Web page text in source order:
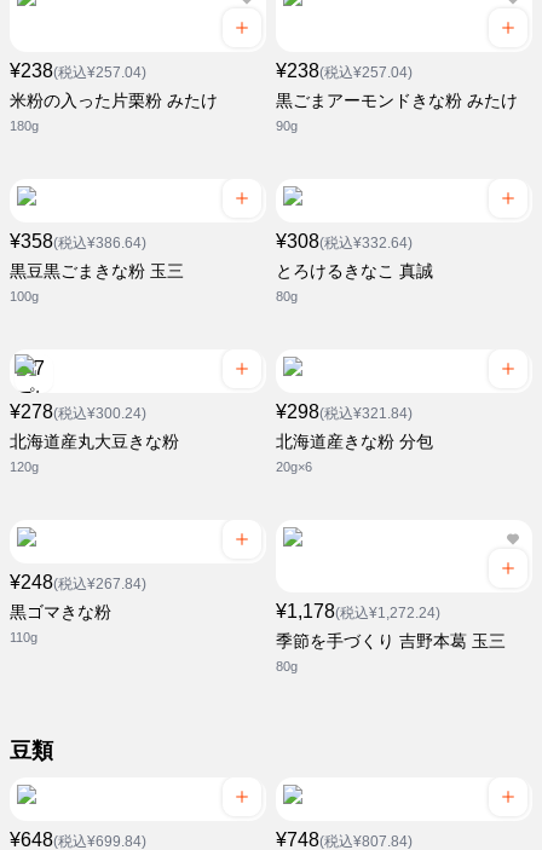
¥238(税込¥257.04)
米粉の入った片栗粉 みたけ
180g
¥238(税込¥257.04)
黒ごまアーモンドきな粉 みたけ
90g
¥358(税込¥386.64)
黒豆黒ごまきな粉 玉三
100g
¥308(税込¥332.64)
とろけるきなこ 真誠
80g
¥278(税込¥300.24)
北海道産丸大豆きな粉
120g
¥298(税込¥321.84)
北海道産きな粉 分包
20g×6
¥248(税込¥267.84)
黒ゴマきな粉
110g
¥1,178(税込¥1,272.24)
季節を手づくり 吉野本葛 玉三
80g
豆類
¥648(税込¥699.84) ¥748(税込¥807.84)